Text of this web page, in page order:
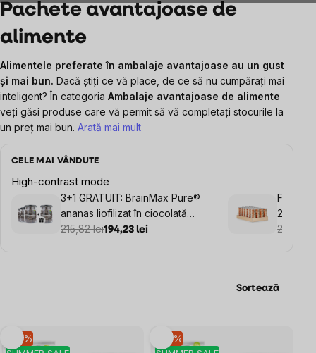
Pachete avantajoase de
alimente
Alimentele preferate în ambalaje avantajoase au un gust
și mai bun. Dacă știți ce vă place, de ce să nu cumpărați mai
inteligent? În categoria Ambalaje avantajoase de alimente
veți găsi produse care vă permit să vă completați stocurile la
un preț mai bun. Arată mai mult
CELE MAI VÂNDUTE
High-contrast mode
3+1 GRATUIT: BrainMax Pure®
ananas liofilizat în ciocolată
neagră, BIO, 225 g
215,82 lei194,23 lei
FUELIX
24 x
202,82
Sortează
Listă
–10 % –10 %